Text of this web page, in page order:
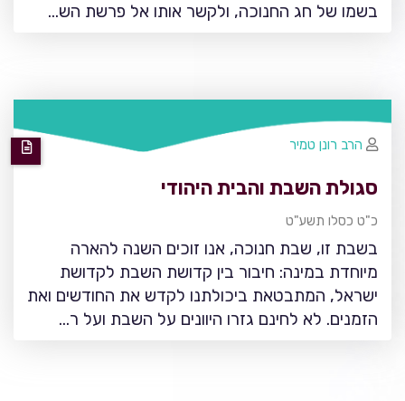
בשמו של חג החנוכה, ולקשר אותו אל פרשת הש…
סגולת השבת והבית היהודי
כ"ט כסלו תשע"ט
בשבת זו, שבת חנוכה, אנו זוכים השנה להארה
מיוחדת במינה: חיבור בין קדושת השבת לקדושת
ישראל, המתבטאת ביכולתנו לקדש את החודשים ואת
הזמנים. לא לחינם גזרו היוונים על השבת ועל ר…
הרב רונן טמיר